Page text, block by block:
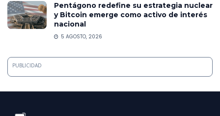
Pentágono redefine su estrategia nuclear
y Bitcoin emerge como activo de interés
nacional
5 AGOSTO, 2026
PUBLICIDAD